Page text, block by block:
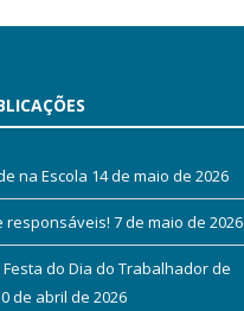
na Escola 14 de maio de 2026
responsáveis! 7 de maio de 2026
do Dia do Trabalhador de
de abril de 2026